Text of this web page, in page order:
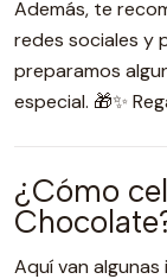
Además, te
redes sociales y
preparamos
especial. 🎁✨
¿Cómo
Aquí van algunas